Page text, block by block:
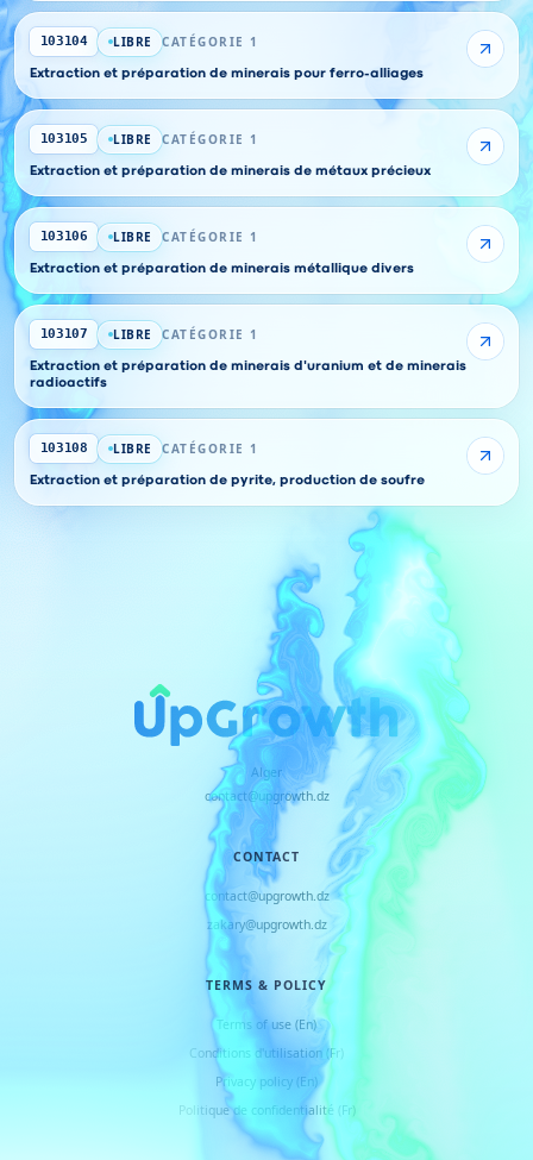
103104 LIBRE CATÉGORIE 1
Extraction et préparation de minerais pour ferro-alliages
103105 LIBRE CATÉGORIE 1
Extraction et préparation de minerais de métaux précieux
103106 LIBRE CATÉGORIE 1
Extraction et préparation de minerais métallique divers
103107 LIBRE CATÉGORIE 1
Extraction et préparation de minerais d'uranium et de minerais
radioactifs
103108 LIBRE CATÉGORIE 1
Extraction et préparation de pyrite, production de soufre
Alger
contact@upgrowth.dz
CONTACT
contact@upgrowth.dz
zakary@upgrowth.dz
TERMS & POLICY
Terms of use (En)
Conditions d 'utilisation (Fr)
Privacy policy (En)
Politique de confidentialité (Fr)